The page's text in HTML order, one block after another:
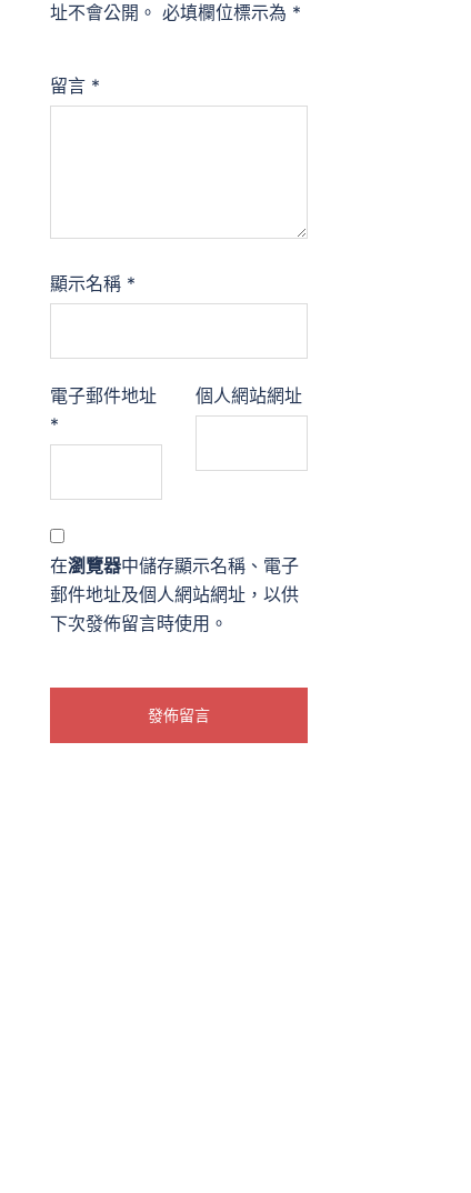
址不會公開。 必填欄位標示為 *
留言 *
顯示名稱 *
電子郵件地址
*
個人網站網址
在瀏覽器中儲存顯示名稱、電子
郵件地址及個人網站網址，以供
下次發佈留言時使用。